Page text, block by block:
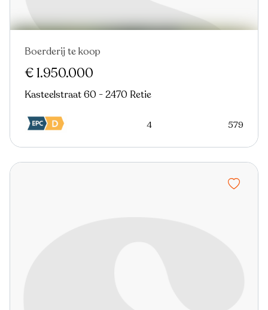
Boerderij te koop
€ 1.950.000
Kasteelstraat 60 - 2470 Retie
4 579